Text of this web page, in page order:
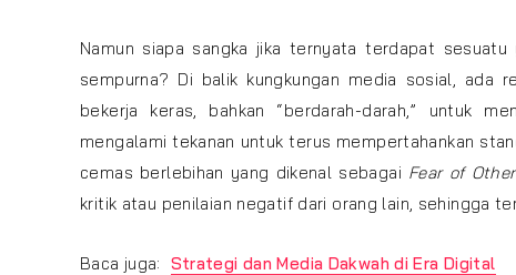
Namun siapa sangka jika ternyata terdapat
sempurna? Di balik kungkungan media sosial,
bekerja keras, bahkan “berdarah-darah,” untuk
mengalami tekanan untuk terus mempertahankan
cemas berlebihan yang dikenal sebagai Fear of Other
kritik atau penilaian negatif dari orang lain, sehingga
Baca juga: Strategi dan Media Dakwah di Era Digital